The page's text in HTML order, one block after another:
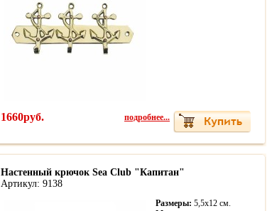
1660руб. подробнее...
Настенный крючок Sea Club "Капитан"
Артикул: 9138
Размеры: 5,5х12 см.